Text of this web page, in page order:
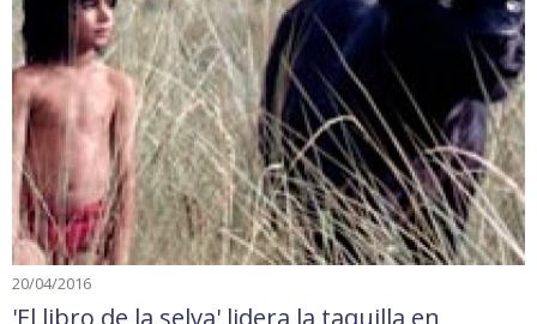
20/04/2016
'El libro de la selva' lidera la taquilla en